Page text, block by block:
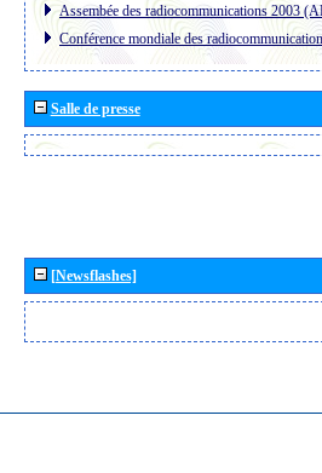
Assembée des radiocommunications 2003
Conférence mondiale des
Salle de presse
[Newsflashes]